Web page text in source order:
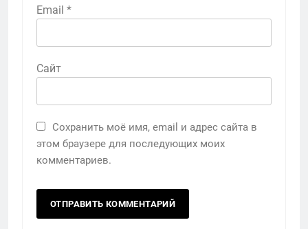
Email *
Сайт
Сохранить моё имя, email и адрес сайта в
этом браузере для последующих моих
комментариев.